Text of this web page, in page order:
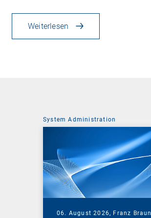
Weiterlesen
System Administration
06. August 2026, Franz Braun